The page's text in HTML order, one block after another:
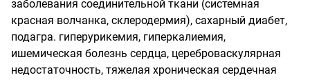
заболевания соединительной ткани (системная
красная волчанка, склеродермия), сахарный диабет,
подагра. гиперурикемия, гиперкалиемия,
ишемическая болезнь сердца, цереброваскулярная
недостаточность, тяжелая хроническая сердечная